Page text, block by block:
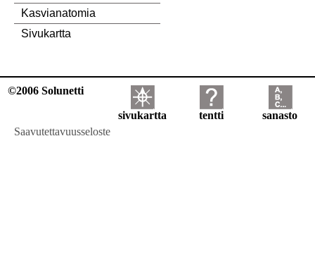
Kasvianatomia
Sivukartta
©2006 Solunetti
sivukartta tentti
sanasto
Saavutettavuusseloste